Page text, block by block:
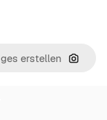
Nach